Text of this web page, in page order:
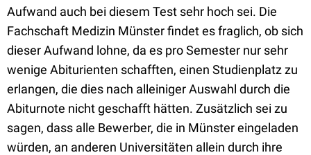
Aufwand auch bei diesem Test sehr hoch sei. Die
Fachschaft Medizin Münster findet es fraglich, ob sich
dieser Aufwand lohne, da es pro Semester nur sehr
wenige Abiturienten schafften, einen Studienplatz zu
erlangen, die dies nach alleiniger Auswahl durch die
Abiturnote nicht geschafft hätten. Zusätzlich sei zu
sagen, dass alle Bewerber, die in Münster eingeladen
würden, an anderen Universitäten allein durch ihre